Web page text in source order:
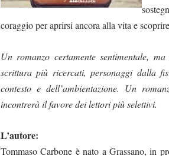
coraggio per aprirsi ancora alla vita e
Un romanzo certamente sentimentale,
scrittura più ricercati, personaggi dalla
contesto e dell’ambientazione. Un
incontrerà il favore dei lettori più selettivi.
L’autore:
Tommaso Carbone è nato a Grassano, in